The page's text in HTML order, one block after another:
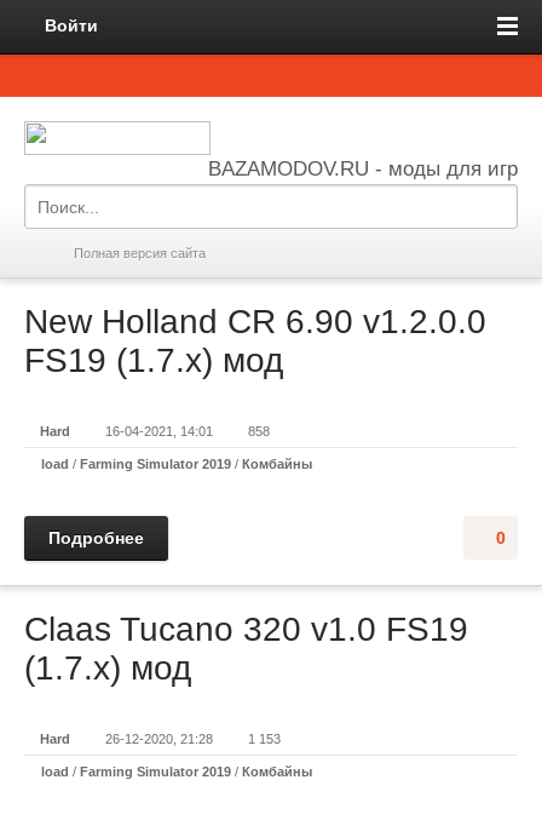
Войти
BAZAMODOV.RU - моды для игр
Полная версия сайта
New Holland CR 6.90 v1.2.0.0
FS19 (1.7.x) мод
Hard 16-04-2021, 14:01 858
load / Farming Simulator 2019 / Комбайны
0
Подробнее
Claas Tucano 320 v1.0 FS19
(1.7.x) мод
Hard 26-12-2020, 21:28 1 153
load / Farming Simulator 2019 / Комбайны